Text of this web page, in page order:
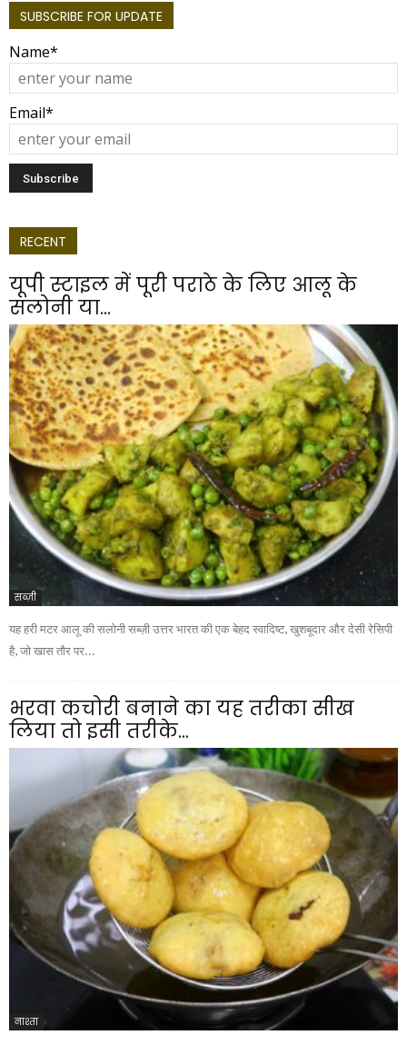
SUBSCRIBE FOR UPDATE
Name*
Email*
RECENT
यूपी स्टाइल में पूरी पराठे के लिए आलू के
सलोनी या...
सब्ज़ी
यह हरी मटर आलू की सलोनी सब्ज़ी उत्तर भारत की एक बेहद स्वादिष्ट, खुशबूदार और देसी रेसिपी
है, जो खास तौर पर...
भरवा कचोरी बनाने का यह तरीका सीख
लिया तो इसी तरीके...
नाश्ता